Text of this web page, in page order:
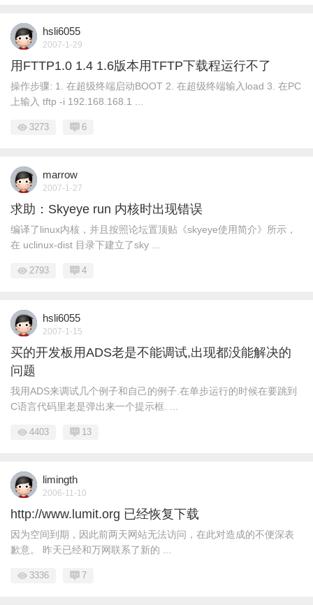
hsli6055
2007-1-29
用FTTP1.0 1.4 1.6版本用TFTP下载程运行不了
操作步骤: 1. 在超级终端启动BOOT 2. 在超级终端输入load 3. 在PC
上输入 tftp -i 192.168.168.1 ...
3273 6
marrow
2007-1-27
求助：Skyeye run 内核时出现错误
编译了linux内核，并且按照论坛置顶贴《skyeye使用简介》所示，
在 uclinux-dist 目录下建立了sky ...
2793 4
hsli6055
2007-1-15
买的开发板用ADS老是不能调试,出现都没能解决的
问题
我用ADS来调试几个例子和自己的例子.在单步运行的时候在要跳到
C语言代码里老是弹出来一个提示框. ...
4403 13
limingth
2006-11-10
http://www.lumit.org 已经恢复下载
因为空间到期，因此前两天网站无法访问，在此对造成的不便深表
歉意。 昨天已经和万网联系了新的 ...
3336 7